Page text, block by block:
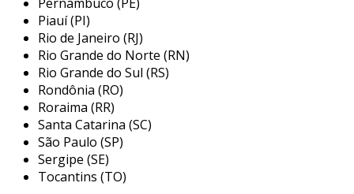
condições adversas e sua durabilidade
contribuem para sua utilização em setores
específicos. entre as principais aplicações,
destacam-se:
indústria química:
e trocadores de calor, os selos garantem
que os produtos químicos não escapem,
evitando contaminações e perdas de
material.
Piauí (PI)
Rio de Janeiro (RJ)
Rio Grande do Norte (RN)
Rio Grande do Sul (RS)
Rondônia (RO)
Roraima (RR)
Santa Catarina (SC)
São Paulo (SP)
Sergipe (SE)
Tocantins (TO)